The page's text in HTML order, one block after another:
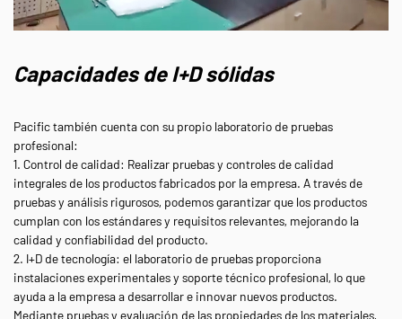
Capacidades de I+D sólidas
Pacific también cuenta con su propio laboratorio de pruebas
profesional:
1. Control de calidad: Realizar pruebas y controles de calidad
integrales de los productos fabricados por la empresa. A través de
pruebas y análisis rigurosos, podemos garantizar que los productos
cumplan con los estándares y requisitos relevantes, mejorando la
calidad y confiabilidad del producto.
2. I+D de tecnología: el laboratorio de pruebas proporciona
instalaciones experimentales y soporte técnico profesional, lo que
ayuda a la empresa a desarrollar e innovar nuevos productos.
Mediante pruebas y evaluación de las propiedades de los materiales,